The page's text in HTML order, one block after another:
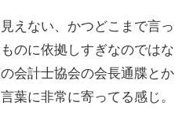
えない、かつどこまで言っ
のに依拠しすぎなのではな
会計士協会の会長通牒とか
葉に非常に寄ってる感じ。